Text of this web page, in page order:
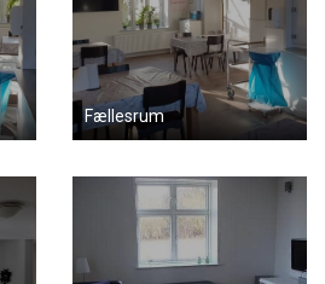
Fællesrum